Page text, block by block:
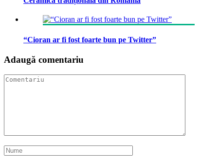
“Cioran ar fi fost foarte bun pe Twitter”
Adaugă comentariu